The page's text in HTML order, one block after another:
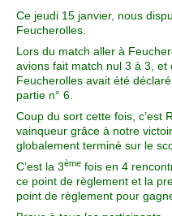
Ce jeudi 15 janvier, nous
Feucherolles.
Lors du match aller à
avions fait match nul 3 à 3,
Feucherolles avait été
partie n° 6.
Coup du sort cette fois, c’est
vainqueur grâce à notre
globalement terminé sur le
C’est la 3ème fois en 4
ce point de règlement et la
point de règlement pour